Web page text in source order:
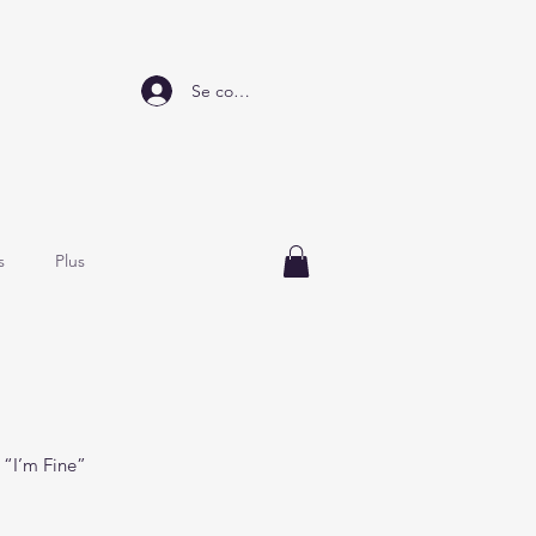
Plus
Se connecter
Fine”